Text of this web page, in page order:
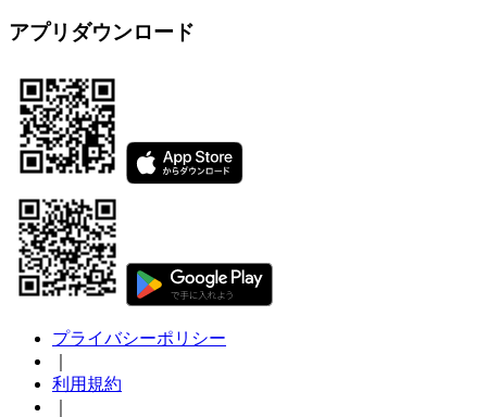
アプリダウンロード
プライバシーポリシー
利用規約